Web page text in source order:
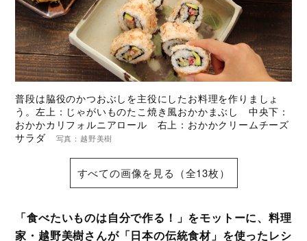
普段は脇役のかつおぶしを主役にしたお料理を作りましょ
う。左上：じゃがいものたこ焼き風おかかまぶし 中央下：
おかかカリフォルニアロール 右上：おかかクリームチーズ
サラダ
写真：越野美樹
すべての画像を見る（全13枚）
「食べたいものは自分で作る！」をモットーに、料理
家・越野美樹さんが「日本の伝統食材」を使ったレシ